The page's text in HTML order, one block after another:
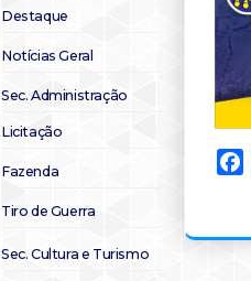
Destaque
Notícias Geral
Sec. Administração
Licitação
Fazenda
Tiro de Guerra
Sec. Cultura e Turismo